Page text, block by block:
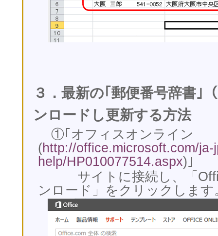
３．最新の｢郵便番号辞書｣
ンロードし更新する方法
①｢オフィスオンライン
(http://office.microsoft.com/ja-
help/HP010077514.aspx)｣
サイトに接続し、「
ンロード」をクリックします